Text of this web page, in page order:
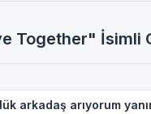
Together" İsimli
arkadaş arıyorum